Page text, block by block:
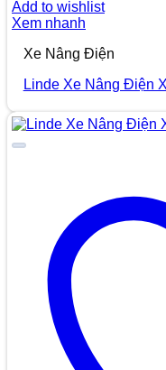
Add to wishlist
Xem nhanh
Xe Nâng Điện
Linde Xe Nâng Điện